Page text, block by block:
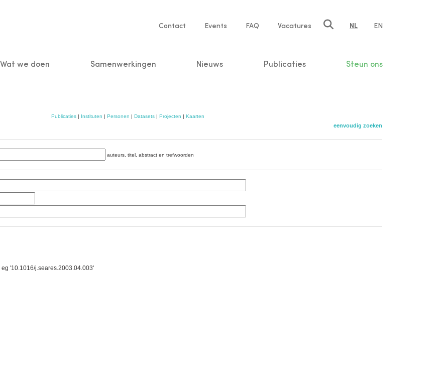
Service
Contact Events FAQ Vacatures NL EN
Wat we doen Samenwerkingen Nieuws Publicaties Steun ons
Publicaties| Instituten | Personen | Datasets| Projecten | Kaarten
eenvoudig zoeken
auteurs, titel, abstract en trefwoorden
eg '10.1016/j.seares.2003.04.003'